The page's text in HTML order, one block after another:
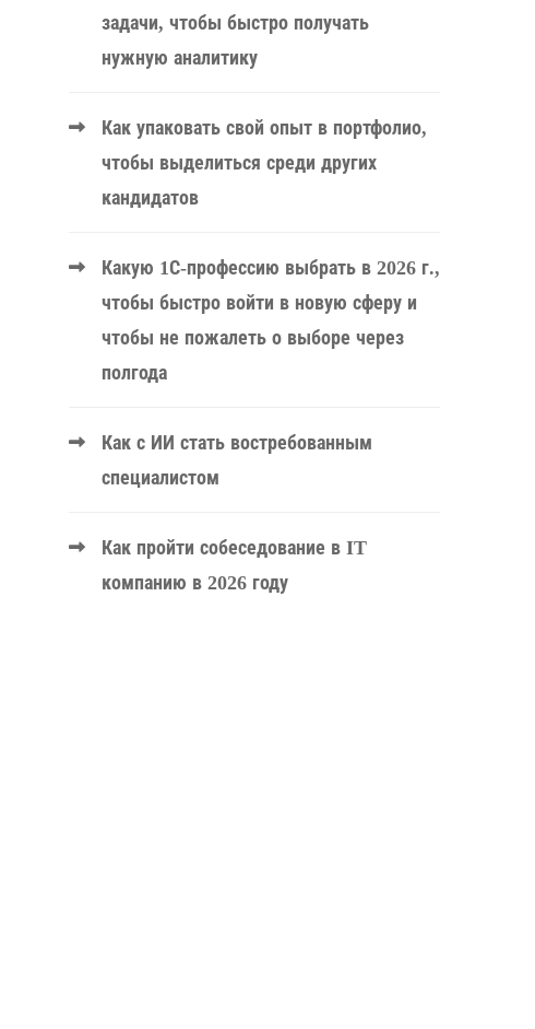
задачи, чтобы быстро получать
нужную аналитику
Как упаковать свой опыт в портфолио,
чтобы выделиться среди других
кандидатов
Какую 1С-профессию выбрать в 2026 г.,
чтобы быстро войти в новую сферу и
чтобы не пожалеть о выборе через
полгода
Как с ИИ стать востребованным
специалистом
Как пройти собеседование в IT
компанию в 2026 году